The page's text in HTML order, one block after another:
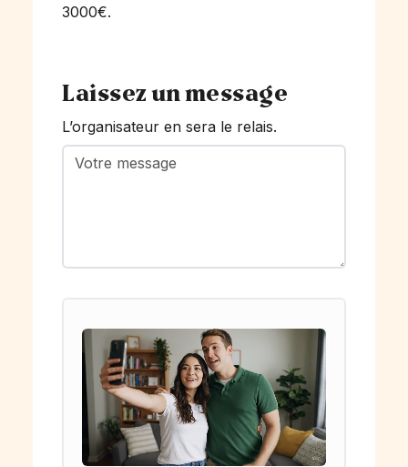
3000€.
Laissez un message
L’organisateur en sera le relais.